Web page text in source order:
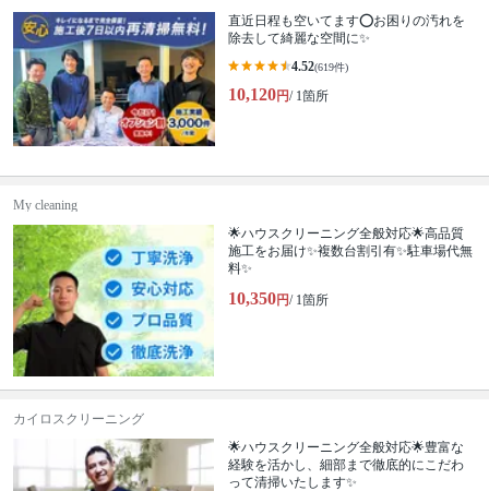
直近日程も空いてます⭕️お困りの汚れを
除去して綺麗な空間に✨
4.52(619件)
10,120円/ 1箇所
My cleaning
🌟ハウスクリーニング全般対応🌟高品質
施工をお届け✨複数台割引有✨駐車場代無
料✨
10,350円/ 1箇所
カイロスクリーニング
🌟ハウスクリーニング全般対応🌟豊富な
経験を活かし、細部まで徹底的にこだわ
って清掃いたします✨